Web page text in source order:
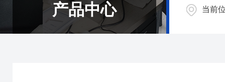
产品中心 当前